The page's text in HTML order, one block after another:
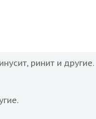
ринит и другие.